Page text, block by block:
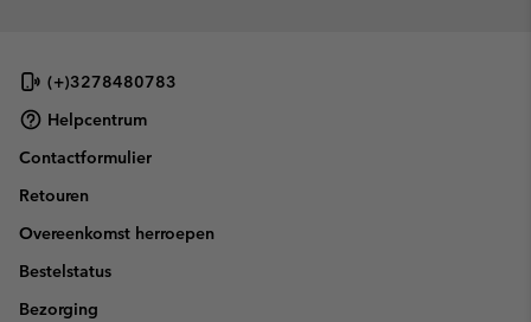
(+)3278480783
Helpcentrum
Contactformulier
Retouren
Overeenkomst herroepen
Bestelstatus
Bezorging